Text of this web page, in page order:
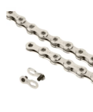
Abecedně